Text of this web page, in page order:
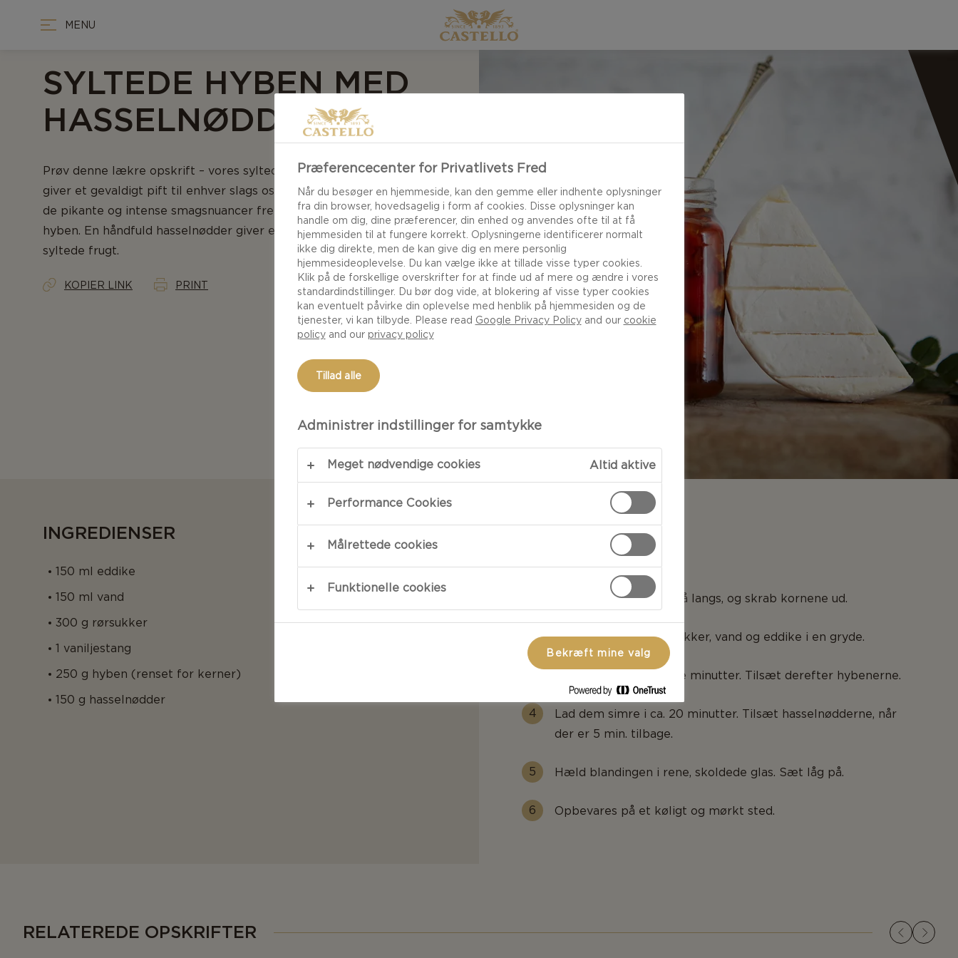
MENU
SYLTEDE HYBEN MED
HASSELNØDDER
Prøv denne lækre opskrift – vores syltede hyben med hasselnødder
giver et gevaldigt pift til enhver slags ost. Ren vanilje trækker alle
de pikante og intense smagsnuancer frem i de smukke orangerøde
hyben. En håndfuld hasselnødder giver et afdæmpet modspil til den
syltede frugt.
KOPIER LINK PRINT
INGREDIENSER
150 ml eddike
150 ml vand
300 g rørsukker
1 vaniljestang
250 g hyben (renset for kerner)
150 g hasselnødder
TILBEREDNING
Tilberedning
Flæk vaniljestangen på langs, og skrab kornene ud.
Bland kornene med sukker, vand og eddike i en gryde.
Kog blandingen i nogle minutter. Tilsæt derefter hybenerne.
Lad dem simre i ca. 20 minutter. Tilsæt hasselnødderne, når
der er 5 min. tilbage.
Hæld blandingen i rene, skoldede glas. Sæt låg på.
Opbevares på et køligt og mørkt sted.
RELATEREDE OPSKRIFTER
Præferencecenter for Privatlivets Fred
Når du besøger en hjemmeside, kan den gemme eller indhente oplysninger
fra din browser, hovedsagelig i form af cookies. Disse oplysninger kan
handle om dig, dine præferencer, din enhed og anvendes ofte til at få
hjemmesiden til at fungere korrekt. Oplysningerne identificerer normalt
ikke dig direkte, men de kan give dig en mere personlig
hjemmesideoplevelse. Du kan vælge ikke at tillade visse typer cookies.
Klik på de forskellige overskrifter for at finde ud af mere og ændre i vores
standardindstillinger. Du bør dog vide, at blokering af visse typer cookies
kan eventuelt påvirke din oplevelse med henblik på hjemmesiden og de
tjenester, vi kan tilbyde. Please read Google Privacy Policyand our cookie
policyand our privacy policy
Tillad alle
Administrer indstillinger for samtykke
Meget nødvendige cookies Altid aktive
Performance Cookies
Målrettede cookies
Funktionelle cookies
Bekræft mine valg